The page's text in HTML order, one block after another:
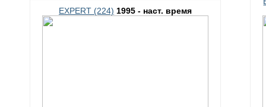
EXPERT (224) 1995 - наст. время